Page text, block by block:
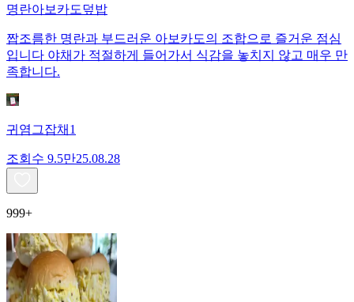
명란아보카도덮밥
짭조름한 명란과 부드러운 아보카도의 조합으로 즐거운 점심
입니다 야채가 적절하게 들어가서 식감을 놓치지 않고 매우 만
족합니다.
귀염그잡채1
조회수 9.5만25.08.28
999+